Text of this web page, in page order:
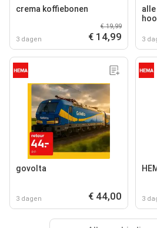
crema koffiebonen
3 dagen
€ 19,99
€ 14,99 3
govolta
3 dagen € 44,00 3